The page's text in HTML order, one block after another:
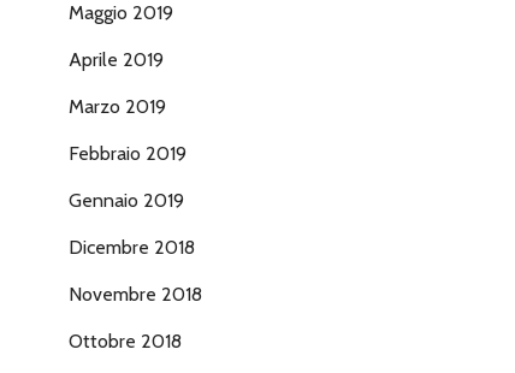
Maggio 2019
Aprile 2019
Marzo 2019
Febbraio 2019
Gennaio 2019
Dicembre 2018
Novembre 2018
Ottobre 2018